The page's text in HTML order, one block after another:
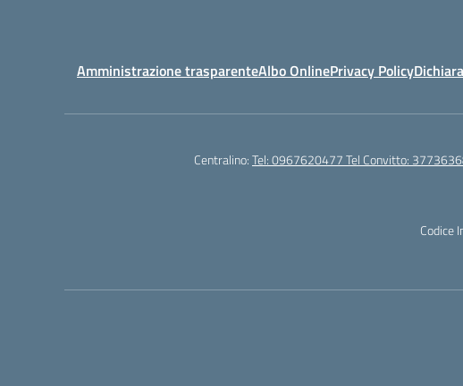
Amministrazione trasparenteAlbo OnlinePrivacy Policy
Centralino:Tel: 0967620477 Tel Convitto:
Codice